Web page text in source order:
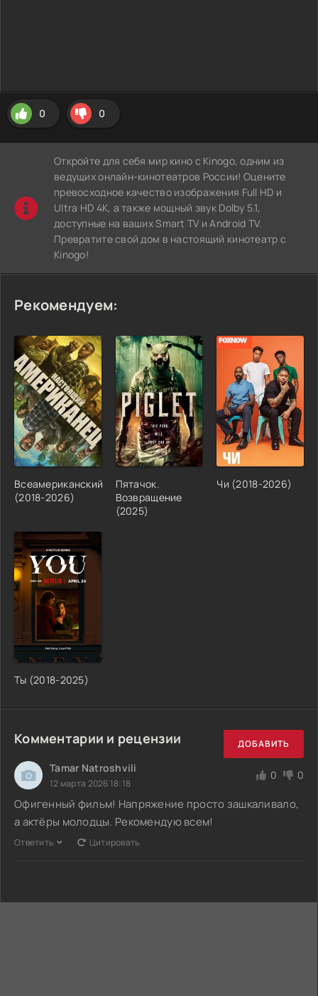
0 0
Откройте для себя мир кино с Kinogo, одним из
ведущих онлайн-кинотеатров России! Оцените
превосходное качество изображения Full HD и
Ultra HD 4K, а также мощный звук Dolby 5.1,
доступные на ваших Smart TV и Android TV.
Превратите свой дом в настоящий кинотеатр с
Kinogo!
Рекомендуем:
Всеамериканский
(2018-2026)
Пятачок.
Возвращение
(2025)
Чи (2018-2026)
Ты (2018-2025)
Комментарии и рецензии ДОБАВИТЬ
Tamar Natroshvili
12 марта 2026 18:18
0 0
Офигенный фильм! Напряжение просто зашкаливало,
а актёры молодцы. Рекомендую всем!
Ответить Цитировать